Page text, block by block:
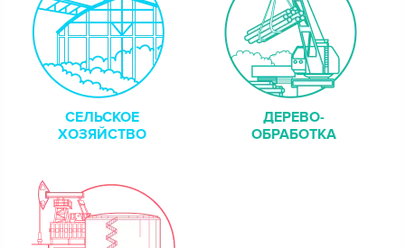
СЕЛЬСКОЕ
ХОЗЯЙСТВО
ДЕРЕВО-
ОБРАБОТКА